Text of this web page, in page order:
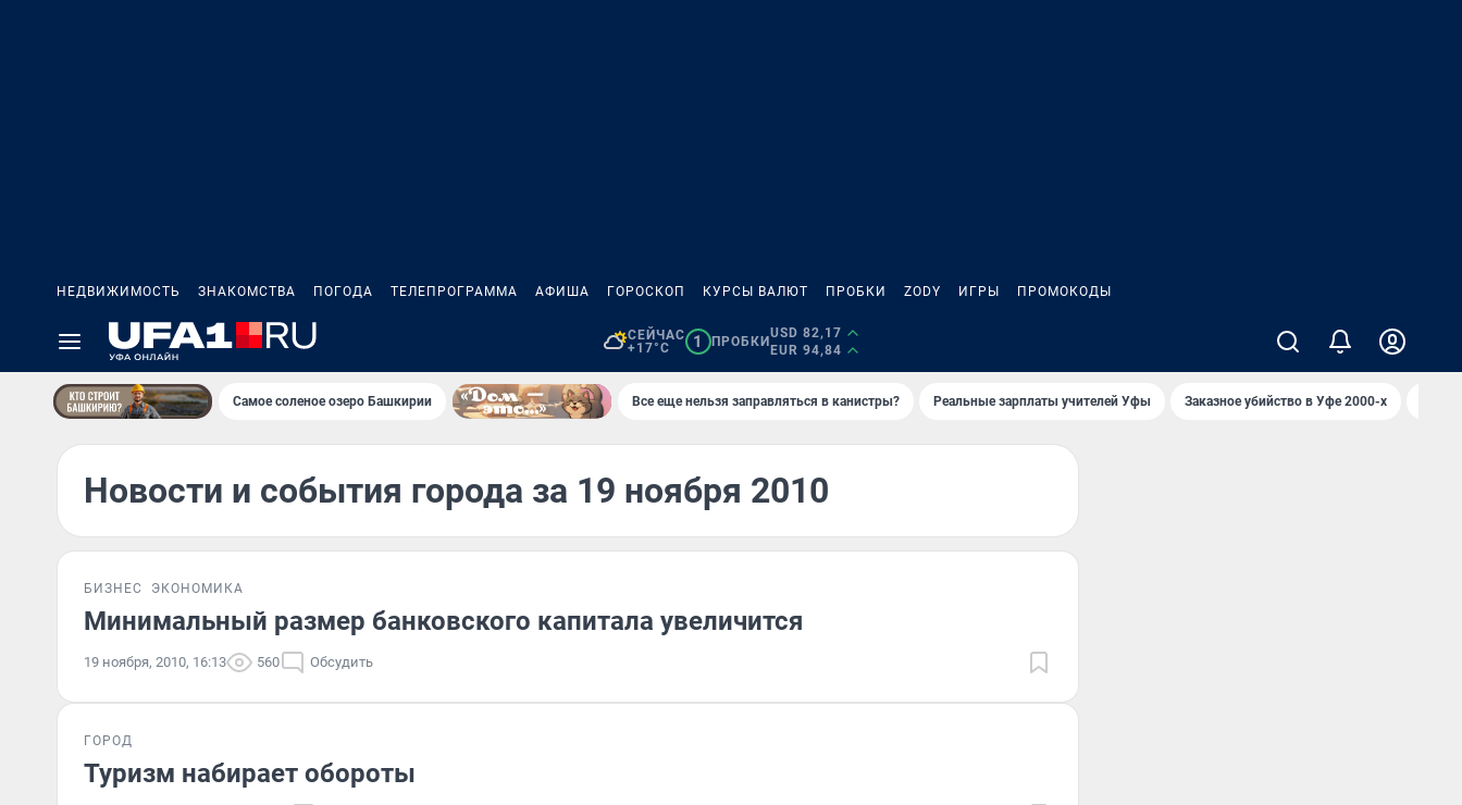
НЕДВИЖИМОСТЬ ЗНАКОМСТВА ПОГОДА ТЕЛЕПРОГРАММА АФИША ГОРОСКОП КУРСЫ ВАЛЮТ ПРОБКИ ZODY ИГРЫ ПРОМОКОДЫ
СЕЙЧАС
+17°C
1 ПРОБКИ
USD 82,17
EUR 94,84
Самое соленое озеро Башкирии Все еще нельзя заправляться в канистры? Реальные зарплаты учителей Уфы Заказное убийство в Уфе 2000-х
Новости и события города за 19 ноября 2010
БИЗНЕС ЭКОНОМИКА
Минимальный размер банковского капитала увеличится
19 ноября, 2010, 16:13 560 Обсудить
ГОРОД
Туризм набирает обороты